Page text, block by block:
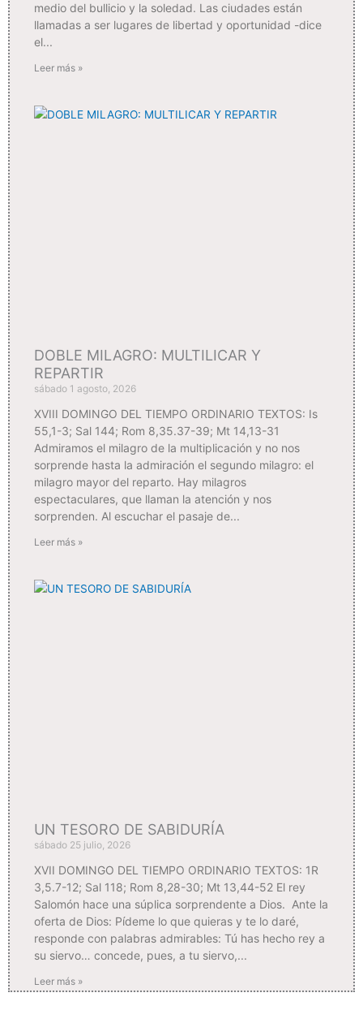
medio del bullicio y la soledad. Las ciudades están
llamadas a ser lugares de libertad y oportunidad -dice
el
Leer más »
DOBLE MILAGRO: MULTILICAR Y
REPARTIR
sábado 1 agosto, 2026
XVIII DOMINGO DEL TIEMPO ORDINARIO TEXTOS: Is
55,1-3; Sal 144; Rom 8,35.37-39; Mt 14,13-31
Admiramos el milagro de la multiplicación y no nos
sorprende hasta la admiración el segundo milagro: el
milagro mayor del reparto. Hay milagros
espectaculares, que llaman la atención y nos
sorprenden. Al escuchar el pasaje de
Leer más »
UN TESORO DE SABIDURÍA
sábado 25 julio, 2026
XVII DOMINGO DEL TIEMPO ORDINARIO TEXTOS: 1R
3,5.7-12; Sal 118; Rom 8,28-30; Mt 13,44-52 El rey
Salomón hace una súplica sorprendente a Dios. Ante la
oferta de Dios: Pídeme lo que quieras y te lo daré,
responde con palabras admirables: Tú has hecho rey a
su siervo… concede, pues, a tu siervo,
Leer más »